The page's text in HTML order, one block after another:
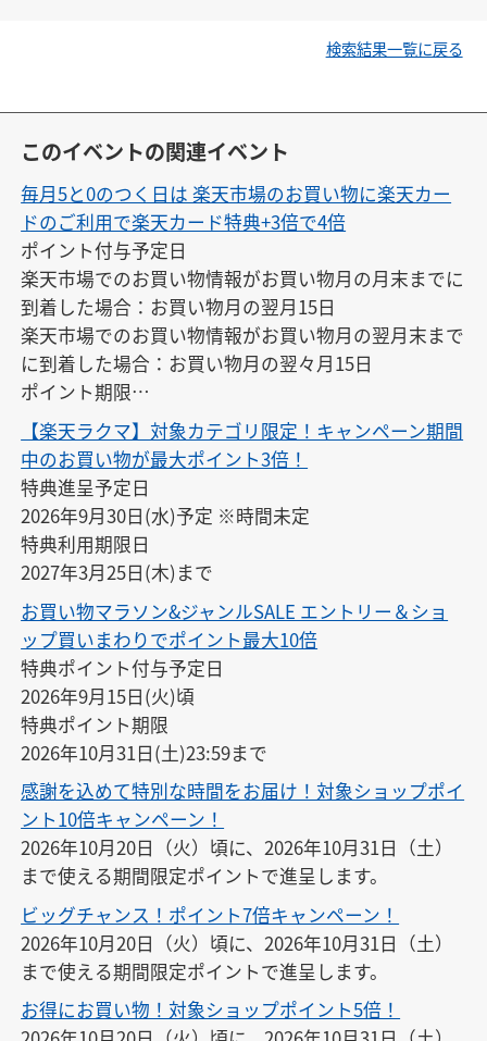
検索結果一覧に戻る
このイベントの関連イベント
毎月5と0のつく日は 楽天市場のお買い物に楽天カー
ドのご利用で楽天カード特典+3倍で4倍
ポイント付与予定日
楽天市場でのお買い物情報がお買い物月の月末までに
到着した場合：お買い物月の翌月15日
楽天市場でのお買い物情報がお買い物月の翌月末まで
に到着した場合：お買い物月の翌々月15日
ポイント期限
付与の翌月末日23:59
【楽天ラクマ】対象カテゴリ限定！キャンペーン期間
中のお買い物が最大ポイント3倍！
特典進呈予定日
2026年9月30日(水)予定 ※時間未定
特典利用期限日
2027年3月25日(木)まで
お買い物マラソン&ジャンルSALE エントリー＆ショ
ップ買いまわりでポイント最大10倍
特典ポイント付与予定日
2026年9月15日(火)頃
特典ポイント期限
2026年10月31日(土)23:59まで
感謝を込めて特別な時間をお届け！対象ショップポイ
ント10倍キャンペーン！
2026年10月20日（火）頃に、2026年10月31日（土）
まで使える期間限定ポイントで進呈します。
ビッグチャンス！ポイント7倍キャンペーン！
2026年10月20日（火）頃に、2026年10月31日（土）
まで使える期間限定ポイントで進呈します。
お得にお買い物！対象ショップポイント5倍！